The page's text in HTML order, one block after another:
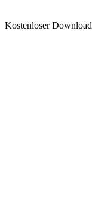
Kostenloser Download